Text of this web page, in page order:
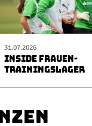
31.07.2026
INSIDE FRAUEN-
TRAININGSLAGER